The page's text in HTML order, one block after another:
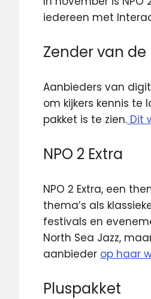
iedereen met
Zender van
Aanbieders van
om kijkers kennis
pakket is te zien. Dit
NPO 2 Extra
NPO 2 Extra, een
thema’s als
festivals en
North Sea Jazz,
aanbieder op haar
Pluspakket